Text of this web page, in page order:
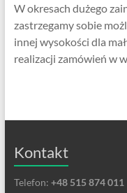
W okresach dużego
zastrzegamy sobie
innej wysokości dla
realizacji zamówień w
Kontakt
Telefon: +48 515 874 011